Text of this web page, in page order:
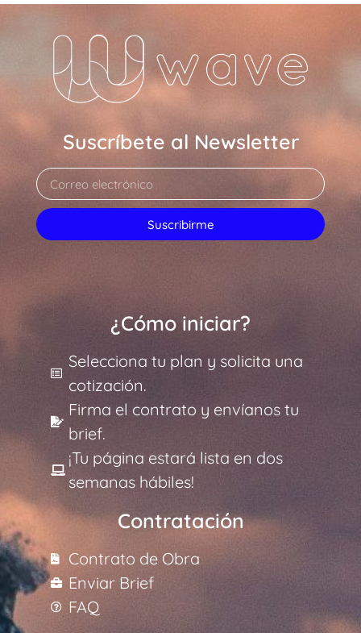
Suscríbete al Newsletter
Suscribirme
¿Cómo iniciar?
Selecciona tu plan y solicita una
cotización.
Firma el contrato y envíanos tu
brief.
¡Tu página estará lista en dos
semanas hábiles!
Contratación
Contrato de Obra
Enviar Brief
FAQ